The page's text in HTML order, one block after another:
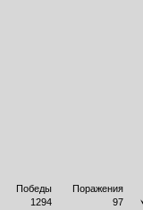
Победы
Поражения
1294
97